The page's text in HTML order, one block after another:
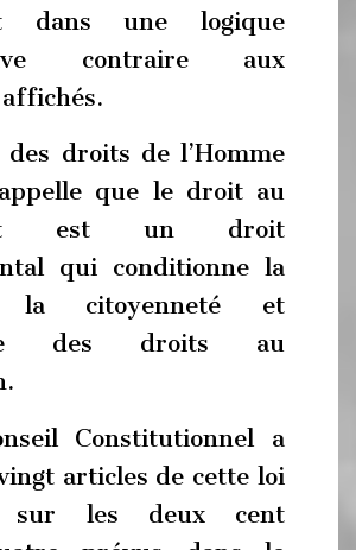
dans une logique
contraire aux
des droits de l’Homme
que le droit au
est un droit
qui conditionne la
la citoyenneté et
des droits au
Constitutionnel a
articles de cette loi
sur les deux cent